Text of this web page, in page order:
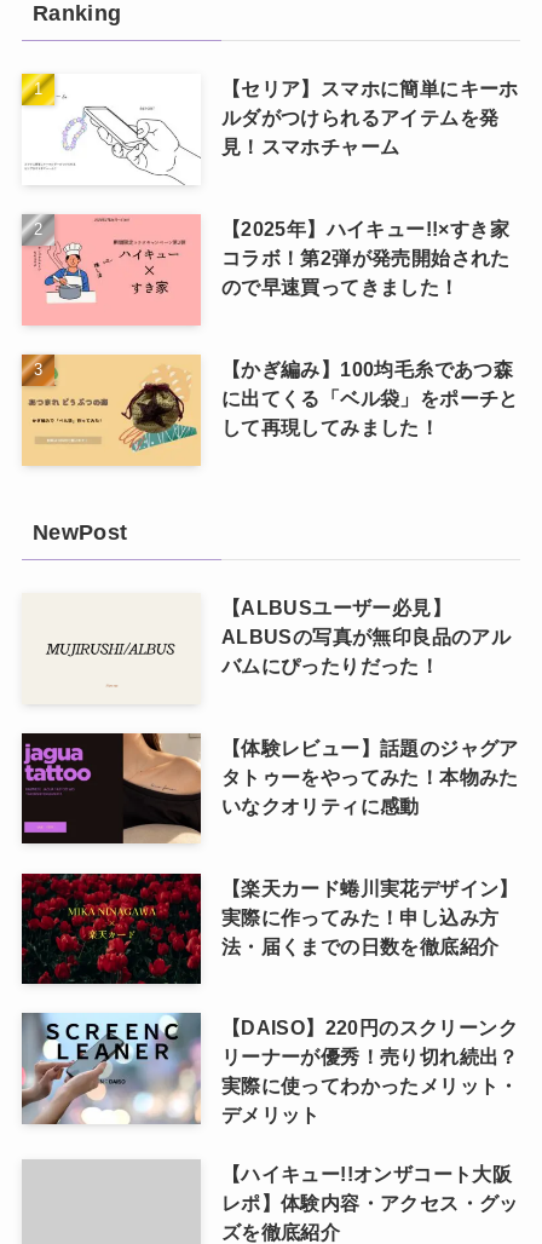
Ranking
【セリア】スマホに簡単にキーホ
ルダがつけられるアイテムを発
見！スマホチャーム
【2025年】ハイキュー!!×すき家
コラボ！第2弾が発売開始された
ので早速買ってきました！
【かぎ編み】100均毛糸であつ森
に出てくる「ベル袋」をポーチと
して再現してみました！
NewPost
【ALBUSユーザー必見】
ALBUSの写真が無印良品のアル
バムにぴったりだった！
【体験レビュー】話題のジャグア
タトゥーをやってみた！本物みた
いなクオリティに感動
【楽天カード蜷川実花デザイン】
実際に作ってみた！申し込み方
法・届くまでの日数を徹底紹介
【DAISO】220円のスクリーンク
リーナーが優秀！売り切れ続出？
実際に使ってわかったメリット・
デメリット
【ハイキュー!!オンザコート大阪
レポ】体験内容・アクセス・グッ
ズを徹底紹介